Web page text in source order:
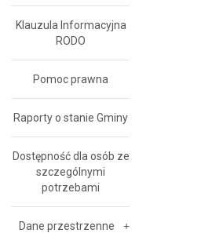
Klauzula Informacyjna
RODO
Pomoc prawna
Raporty o stanie Gminy
Dostępność dla osób ze
szczególnymi
potrzebami
Dane przestrzenne